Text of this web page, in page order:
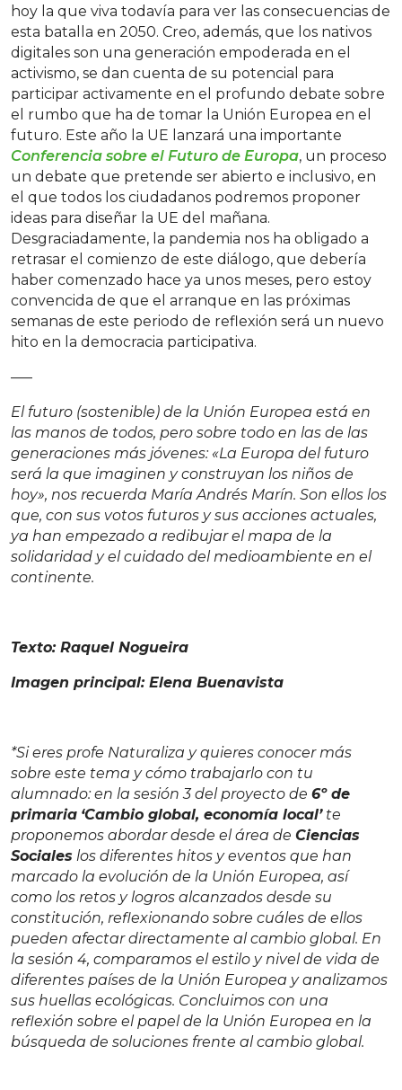
hoy la que viva todavía para ver las consecuencias de
esta batalla en 2050. Creo, además, que los nativos
digitales son una generación empoderada en el
activismo, se dan cuenta de su potencial para
participar activamente en el profundo debate sobre
el rumbo que ha de tomar la Unión Europea en el
futuro. Este año la UE lanzará una importante
Conferencia sobre el Futuro de Europa, un proceso
un debate que pretende ser abierto e inclusivo, en
el que todos los ciudadanos podremos proponer
ideas para diseñar la UE del mañana.
Desgraciadamente, la pandemia nos ha obligado a
retrasar el comienzo de este diálogo, que debería
haber comenzado hace ya unos meses, pero estoy
convencida de que el arranque en las próximas
semanas de este periodo de reflexión será un nuevo
hito en la democracia participativa.
—–
El futuro (sostenible) de la Unión Europea está en
las manos de todos, pero sobre todo en las de las
generaciones más jóvenes: «La Europa del futuro
será la que imaginen y construyan los niños de
hoy», nos recuerda María Andrés Marín. Son ellos los
que, con sus votos futuros y sus acciones actuales,
ya han empezado a redibujar el mapa de la
solidaridad y el cuidado del medioambiente en el
continente.
Texto: Raquel Nogueira
Imagen principal: Elena Buenavista
*Si eres profe Naturaliza y quieres conocer más
sobre este tema y cómo trabajarlo con tu
alumnado: en la sesión 3 del proyecto de 6º de
primaria ‘Cambio global, economía local’te
proponemos abordar desde el área de Ciencias
Sociales los diferentes hitos y eventos que han
marcado la evolución de la Unión Europea, así
como los retos y logros alcanzados desde su
constitución, reflexionando sobre cuáles de ellos
pueden afectar directamente al cambio global. En
la sesión 4, comparamos el estilo y nivel de vida de
diferentes países de la Unión Europea y analizamos
sus huellas ecológicas. Concluimos con una
reflexión sobre el papel de la Unión Europea en la
búsqueda de soluciones frente al cambio global.